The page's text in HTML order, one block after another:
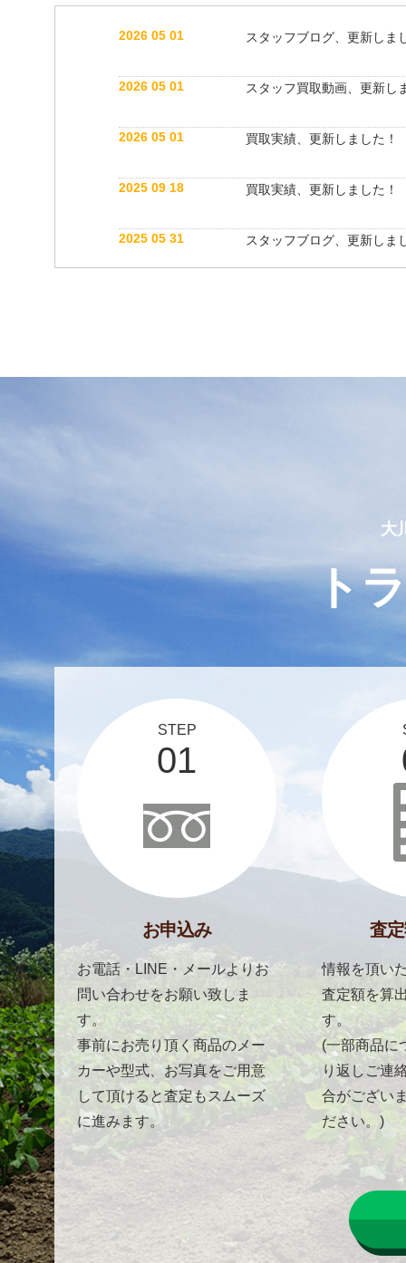
2026 05 01 スタッフブログ、更新しま
2026 05 01 スタッフ買取動画、更新し
2026 05 01 買取実績、更新しました！
2025 09 18 買取実績、更新しました！
2025 05 31 スタッフブログ、更新しま
大
ト
STEP
01
お申込み
お電話・LINE・メールよりお
問い合わせをお願い致しま
す。
事前にお売り頂く商品のメー
カーや型式、お写真をご用意
して頂けると査定もスムーズ
に進みます。
査
情報を頂い
査定額を算
す。
(一部商品に
り返しご連
合がござい
ださい。)